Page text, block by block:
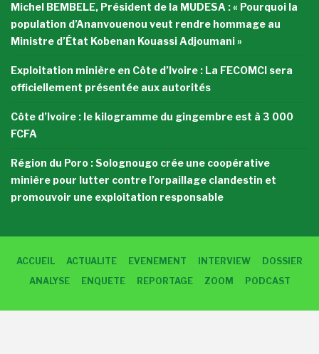
Michel BEMBELE, Président de la MUDESA : « Pourquoi la
population d’Ananvouenou veut rendre hommage au
Ministre d’État Kobenan Kouassi Adjoumani »
Exploitation minière en Côte d’Ivoire : La FECOMCI sera
officiellement présentée aux autorités
Côte d’Ivoire : le kilogramme du gingembre est à 3 000
FCFA
Région du Poro : Solognougo crée une coopérative
minière pour lutter contre l’orpaillage clandestin et
promouvoir une exploitation responsable
ACCUEIL ACTUALITE EVENEMENT INTERVIEW
DOSSIER
ANALYSE
ENQUETE REPORTAGE ZOOM PODCAST